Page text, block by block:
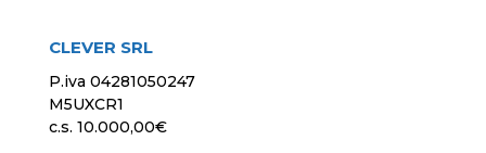
CLEVER SRL
P.iva 04281050247
M5UXCR1
c.s. 10.000,00€